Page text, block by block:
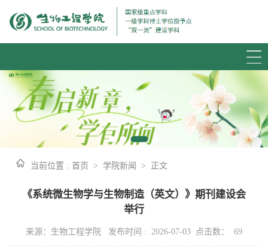
当前位置 : 首页 > 学院新闻 > 正文
《系统微生物学与生物制造（英文）》期刊建设会
举行
来源：生物工程学院 发布时间 : 2026-07-03 点击数： 69